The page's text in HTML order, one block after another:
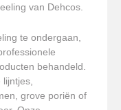
van Dehcos.
te ondergaan,
behandeld.
grove poriën of